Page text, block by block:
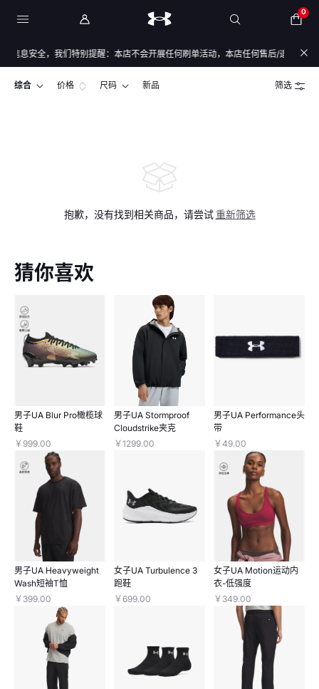
0
信息安全，我们特别提醒：本店不会开展任何刷单活动，本店任何售后/退款仅
综合 价格 尺码 新品 筛选
抱歉，没有找到相关商品，请尝试 重新筛选
猜你喜欢
男子UA Blur Pro橄榄球
鞋
￥999.00
男子UA Stormproof
Cloudstrike夹克
￥1299.00
男子UA Performance头
带
￥49.00
男子UA Heavyweight
Wash短袖T恤
￥399.00
女子UA Turbulence 3
跑鞋
￥699.00
女子UA Motion运动内
衣-低强度
￥349.00